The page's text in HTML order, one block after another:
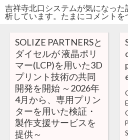
吉祥寺北口システムが気になっ
析しています。たまにコメントを
SOLIZE PARTNERSと
ダイセルが 液晶ポリ
マー(LCP)を用いた3D
プリント技術の共同
開発を開始 ～2026年
4月から、専用プリン
ターを用いた検証・
製作支援サービスを
提供～